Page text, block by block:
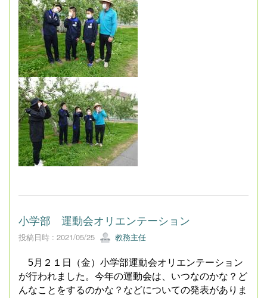
小学部 運動会オリエンテーション
投稿日時 : 2021/05/25 教務主任
5月２１日（金）小学部運動会オリエンテーション
が行われました。今年の運動会は、いつなのかな？ど
んなことをするのかな？などについての発表がありま